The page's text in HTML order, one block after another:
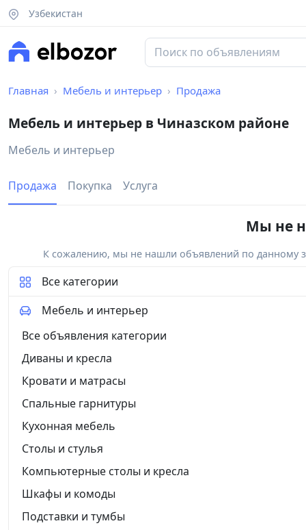
Узбекистан
Главная Мебель и интерьер Продажа
Мебель и интерьер в Чиназском районе
Мебель и интерьер
Продажа Покупка Услуга
Мы не
К сожалению, мы не нашли объявлений по данному
Все категории
Мебель и интерьер
Все объявления категории
Диваны и кресла
Кровати и матрасы
Спальные гарнитуры
Кухонная мебель
Столы и стулья
Компьютерные столы и кресла
Шкафы и комоды
Подставки и тумбы